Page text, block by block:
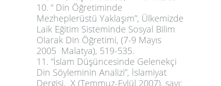
10. “ Din Öğretiminde
Mezheplerüstü Yaklaşım”, Ülkemizde
Laik Eğitim Sisteminde Sosyal Bilim
Olarak Din Öğretimi, (7-9 Mayıs
2005 Malatya), 519-535.
11. “İslam Düşüncesinde Gelenekçi
Din Söyleminin Analizi”, İslamiyat
Dergisi, X (Temmuz-Eylül 2007), sayı: